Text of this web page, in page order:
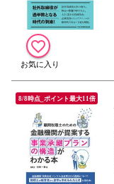
8/8時点_ポイント最大11倍